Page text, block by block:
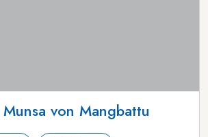
von Mangbattu